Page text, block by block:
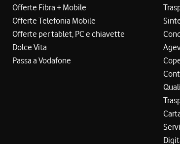
Offerte Fibra + Mobile
Offerte Telefonia Mobile
Offerte per tablet, PC e chiavette
Dolce Vita
Passa a Vodafone